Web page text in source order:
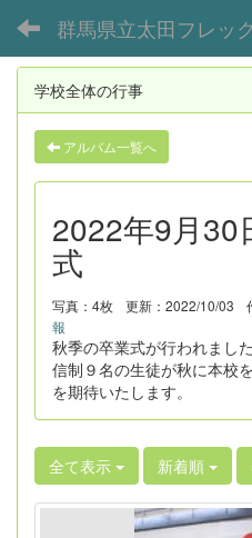
群馬県立太田フレッ
学校全体の行事
アルバム一覧へ
2022年9月30
式
写真：4枚 更新：2022/10/03
報
秋季の卒業式が行われまし
信制９名の生徒が秋に本校
を期待いたします。
全て表示 新着順